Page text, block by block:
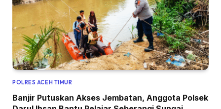
POLRES ACEH TIMUR
Banjir Putuskan Akses Jembatan, Anggota Polsek